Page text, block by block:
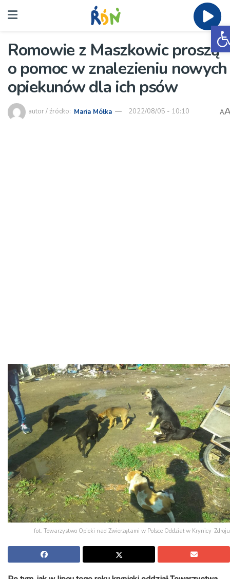
Romowie z Maszkowic proszą
o pomoc w znalezieniu nowych
opiekunów dla ich psów
autor / źródło: Maria Mółka 2022/08/05 - 10:10 A
fot. Towarzystwo Opieki nad Zwierzętami w Polsce Oddział w Krynicy-Zdroju